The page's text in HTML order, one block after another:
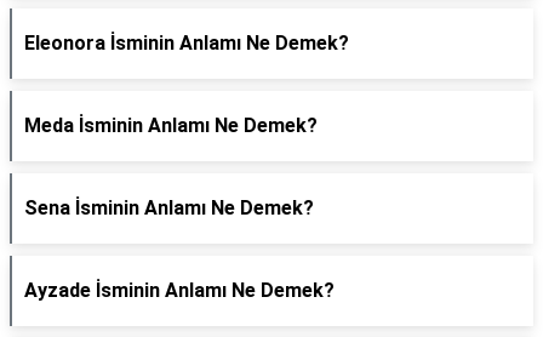
Eleonora İsminin Anlamı Ne Demek?
Meda İsminin Anlamı Ne Demek?
Sena İsminin Anlamı Ne Demek?
Ayzade İsminin Anlamı Ne Demek?